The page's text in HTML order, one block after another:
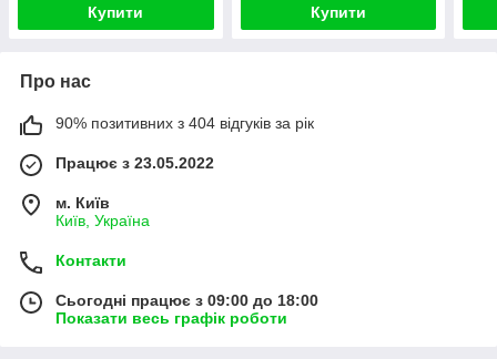
Купити Купити
Про нас
90% позитивних з 404 відгуків за рік
Працює з 23.05.2022
м. Київ
Київ, Україна
Контакти
Сьогодні працює з 09:00 до 18:00
Показати весь графік роботи